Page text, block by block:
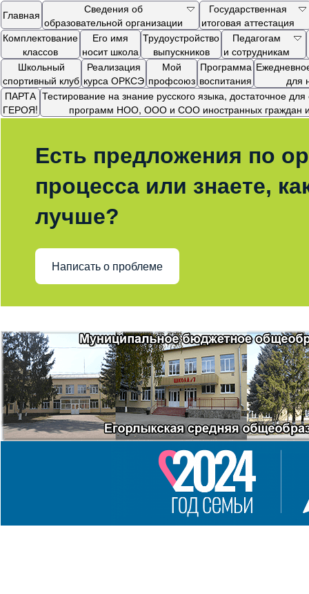
Главная
Сведения об
образовательной организации
Государственная
итоговая аттестация
Комплектование
классов
Его имя
носит школа
Трудоустройство
выпускников
Педагогам
и сотрудникам
Школьный
спортивный клуб
Реализация
курса ОРКСЭ
Мой
профсоюз
Программа
воспитания
для
ПАРТА
ГЕРОЯ!
Тестирование на знание русского языка, достаточное
программ НОО, ООО и СОО иностранных граждан и
Есть предложения по
процесса или знаете,
лучше?
Написать о проблеме